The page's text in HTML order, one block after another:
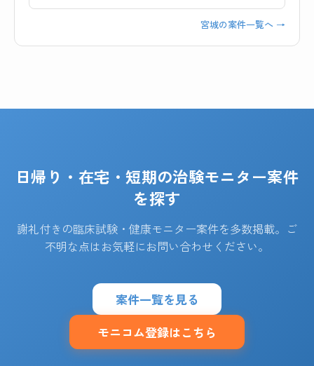
宮城の案件一覧へ →
日帰り・在宅・短期の治験モニター案件
を探す
謝礼付きの臨床試験・健康モニター案件を多数掲載。ご
不明な点はお気軽にお問い合わせください。
案件一覧を見る
モニコム登録はこちら